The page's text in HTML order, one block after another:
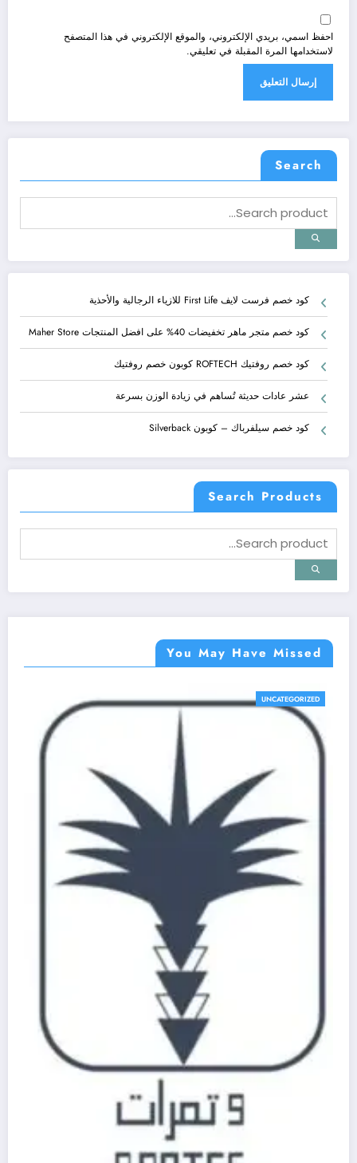
احفظ اسمي، بريدي الإلكتروني، والموقع الإلكتروني في هذا المتصفح
لاستخدامها المرة المقبلة في تعليقي.
Search
كود خصم فرست لايف First Life للازياء الرجالية والأحذية
كود خصم متجر ماهر تخفيضات 40% على افضل المنتجات Maher Store
كود خصم روفتيك ROFTECH كوبون خصم روفتيك
عشر عادات حديثة تُساهم في زيادة الوزن بسرعة
كود خصم سيلفرباك – كوبون Silverback
Search Products
You May Have Missed
UNCATEGORIZED